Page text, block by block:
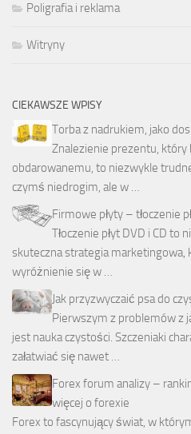
Poligrafia i reklama
Witryny
CIEKAWSZE WPISY
Torba z nadrukiem, jako
Znalezienie prezentu, który
obdarowanemu, to niezwykle
czymś niedrogim, ale w …
Firmowe płyty – tłoczenie
Tłoczenie płyt DVD i CD to
skuteczna strategia marketingowa,
wyróżnienie się w …
Jak przyzwyczaić psa do
Pierwszym z problemów z
jest nauka czystości. Szczeniaki
załatwiać się nawet …
Forex forum analizy –
więcej o forexie
Forex to fascynujący świat, w